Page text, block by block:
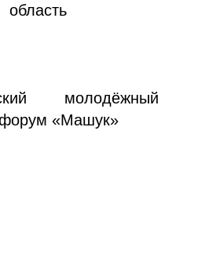
молодёжный
форум «Машук»